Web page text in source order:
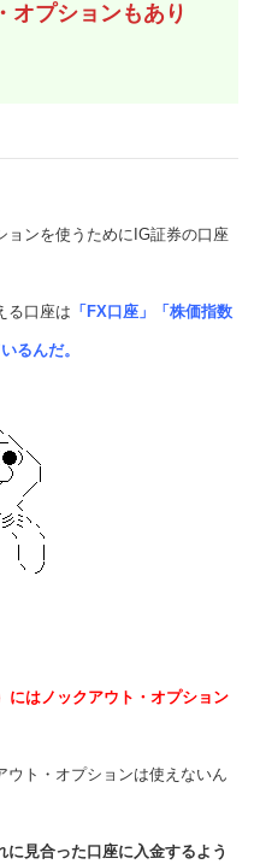
オプションもあり
ョンを使うためにIG証券の口座
る口座は 「FX口座」「株価指数
るんだ。
にはノックアウト・オプション
ウト・オプションは使えないん
見合った口座に入金するよう